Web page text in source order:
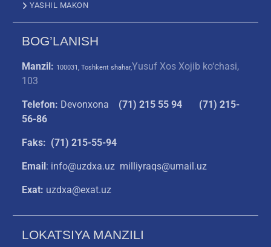
YASHIL MAKON
BOG’LANISH
Manzil: 100031, Toshkent shahar,Yusuf Xos Xojib ko‘chasi,
103
Telefon: Devonxona (71) 215 55 94
(71) 215-
56-86
Faks: (71) 215-55-94
Email : info@uzdxa.uz milliyraqs@umail.uz
Exat: uzdxa@exat.uz
LOKATSIYA MANZILI